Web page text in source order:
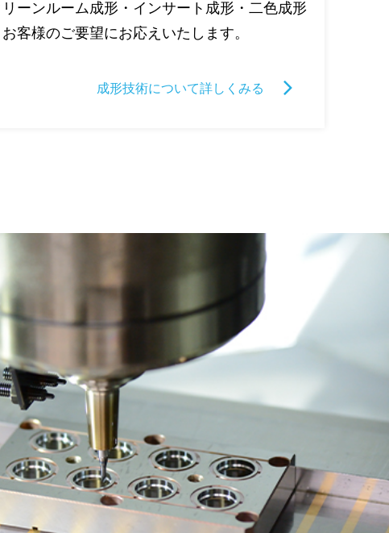
ーンルーム成形・インサート成形・二色成形
客様のご要望にお応えいたします。
成形技術について詳しくみる